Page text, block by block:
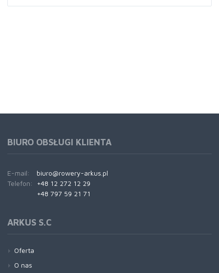
BIURO OBSŁUGI KLIENTA
E-mail:
biuro@rowery-arkus.pl
Telefon:
+48 12 272 12 29
+48 797 59 21 71
ARKUS S.C
Oferta
O nas